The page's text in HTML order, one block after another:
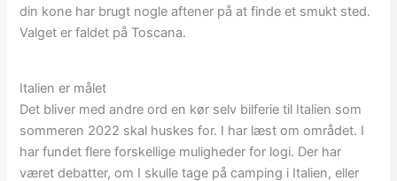
din kone har brugt nogle aftener på at finde et smukt sted.
Valget er faldet på Toscana.
Italien er målet
Det bliver med andre ord en kør selv bilferie til Italien som
sommeren 2022 skal huskes for. I har læst om området. I
har fundet flere forskellige muligheder for logi. Der har
været debatter, om I skulle tage på camping i Italien, eller